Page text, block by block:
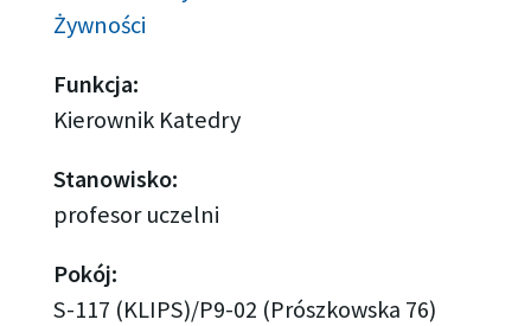
Żywności
Funkcja:
Kierownik Katedry
Stanowisko:
profesor uczelni
Pokój:
S-117 (KLIPS)/P9-02 (Prószkowska 76)